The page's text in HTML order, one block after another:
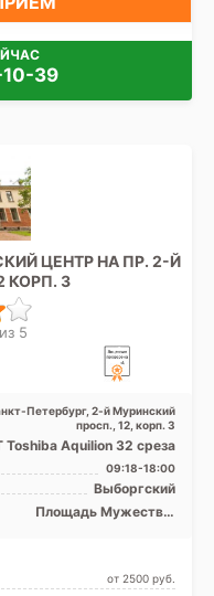
39
ЦЕНТР НА ПР. 2-Й
КОРП. 3
5
Петербург, 2-й Муринский
просп., 12, корп. 3
Toshiba Aquilion 32 среза
09:18-18:00
Выборгский
Площадь Мужества,
от 2500 pуб.